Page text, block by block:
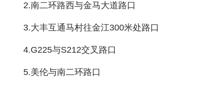
2.南二环路西与金马大道路口
3.大丰互通马村往金江300米处路口
4.G225与S212交叉路口
5.美伦与南二环路口